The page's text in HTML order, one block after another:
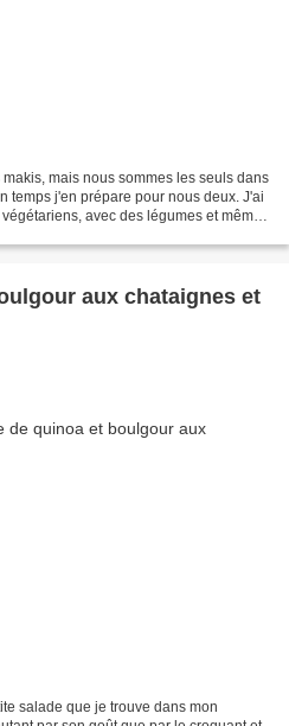
mais nous sommes les seuls dans
temps j'en prépare pour nous deux. J'ai
avec des légumes et même
aux chataignes et
salade que je trouve dans mon